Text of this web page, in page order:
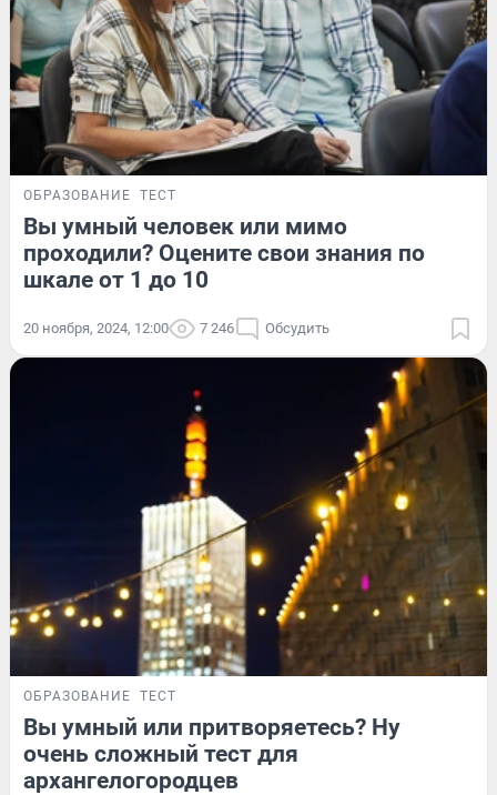
ОБРАЗОВАНИЕ ТЕСТ
Вы умный человек или мимо
проходили? Оцените свои знания по
шкале от 1 до 10
20 ноября, 2024, 12:00 7 246 Обсудить
ОБРАЗОВАНИЕ ТЕСТ
Вы умный или притворяетесь? Ну
очень сложный тест для
архангелогородцев